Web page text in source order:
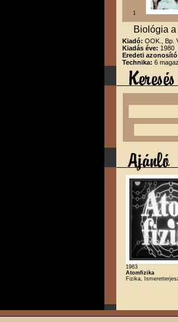
1
Biológia
Kiadó: OOK., Bp.
Kiadás éve: 1980
Eredeti
Technika: 6
1963
Atomfizika
Fizika,